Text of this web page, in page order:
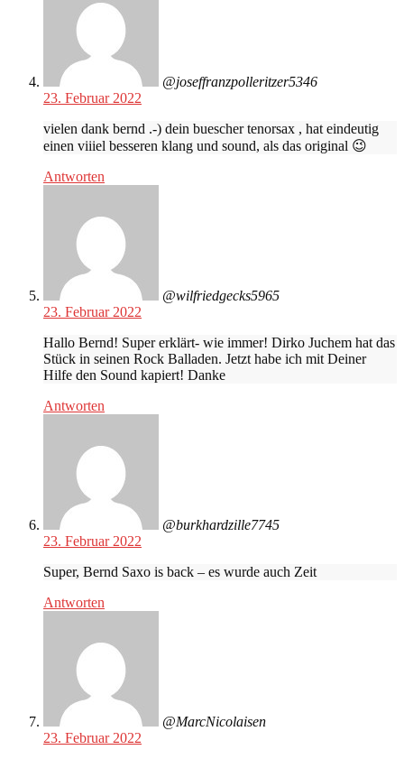
@joseffranzpolleritzer5346
23. Februar 2022
vielen dank bernd .-) dein buescher tenorsax , hat eindeutig
einen viiiel besseren klang und sound, als das original 😉
Antworten
@wilfriedgecks5965
23. Februar 2022
Hallo Bernd! Super erklärt- wie immer! Dirko Juchem hat das
Stück in seinen Rock Balladen. Jetzt habe ich mit Deiner
Hilfe den Sound kapiert! Danke
Antworten
@burkhardzille7745
23. Februar 2022
Super, Bernd Saxo is back – es wurde auch Zeit
Antworten
@MarcNicolaisen
23. Februar 2022